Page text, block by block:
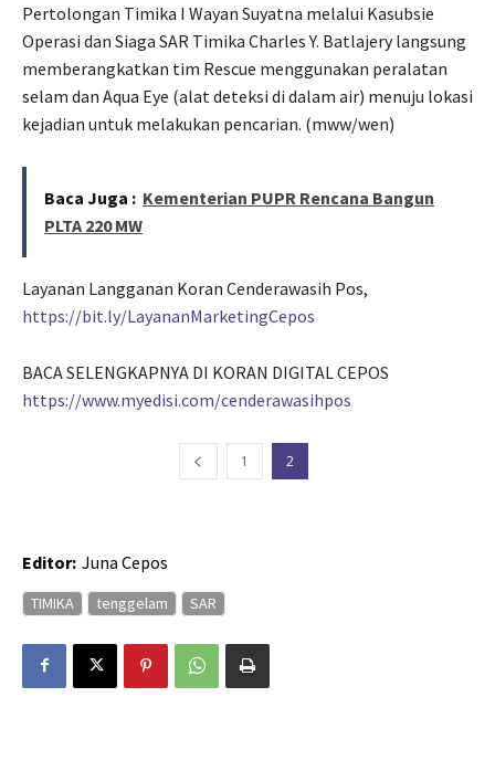
Pertolongan Timika I Wayan Suyatna melalui Kasubsie
Operasi dan Siaga SAR Timika Charles Y. Batlajery langsung
memberangkatkan tim Rescue menggunakan peralatan
selam dan Aqua Eye (alat deteksi di dalam air) menuju lokasi
kejadian untuk melakukan pencarian. (mww/wen)
Baca Juga : Kementerian PUPR Rencana Bangun
PLTA 220 MW
Layanan Langganan Koran Cenderawasih Pos,
https://bit.ly/LayananMarketingCepos
BACA SELENGKAPNYA DI KORAN DIGITAL CEPOS
https://www.myedisi.com/cenderawasihpos
1 2
Editor: Juna Cepos
TIMIKA tenggelam SAR